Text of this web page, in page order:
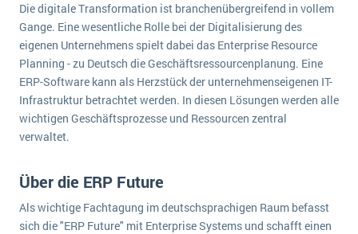
Installation
Landwirtschaft
Maschinenbau
Medien
NGO
Lebensmittelindustrie
Immobilien
ERP Wissenszentrum
wichtigsten Punkte, die es zu beachten gilt
Service Level Agreements (SLA) und ERP: Was muss man wissen?
Die digitale Transformation ist branchenübergreifend in vollem
Gange. Eine wesentliche Rolle bei der Digitalisierung des
eigenen Unternehmens spielt dabei das Enterprise Resource
Planning - zu Deutsch die Geschäftsressourcenplanung. Eine
ERP-Software kann als Herzstück der unternehmenseigenen IT-
Infrastruktur betrachtet werden. In diesen Lösungen werden alle
wichtigen Geschäftsprozesse und Ressourcen zentral
verwaltet.
Über die ERP Future
Als wichtige Fachtagung im deutschsprachigen Raum befasst
sich die "ERP Future" mit Enterprise Systems und schafft einen